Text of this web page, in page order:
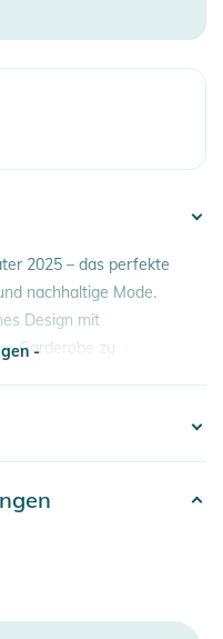
2025 – das perfekte
nachhaltige Mode.
Design mit
Garderobe zu
100% Bio-Baumwolle
mit subtilen Details, der
Anlässe – ob
-